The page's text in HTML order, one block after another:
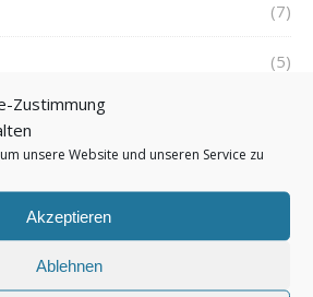
Zustimmung
unsere Website und unseren Service zu
Akzeptieren
Ablehnen
(7)
(5)